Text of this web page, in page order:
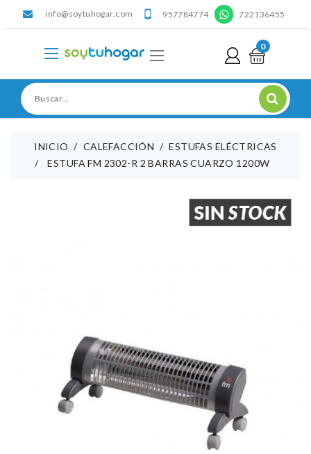
info@soytuhogar.com  957784774 ' 722136455
0
INICIO CALEFACCIÓN
ESTUFAS ELÉCTRICAS
ESTUFA FM 2302-R 2 BARRAS CUARZO 1200W